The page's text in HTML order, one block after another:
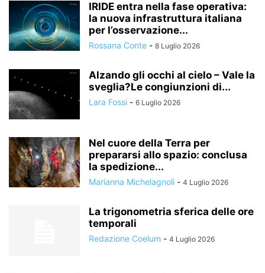
IRIDE entra nella fase operativa:
la nuova infrastruttura italiana
per l’osservazione...
Rossana Conte - 8 Luglio 2026
Alzando gli occhi al cielo – Vale la
sveglia?Le congiunzioni di...
Lara Fossi - 6 Luglio 2026
Nel cuore della Terra per
prepararsi allo spazio: conclusa
la spedizione...
Marianna Michelagnoli - 4 Luglio 2026
La trigonometria sferica delle ore
temporali
Redazione Coelum - 4 Luglio 2026